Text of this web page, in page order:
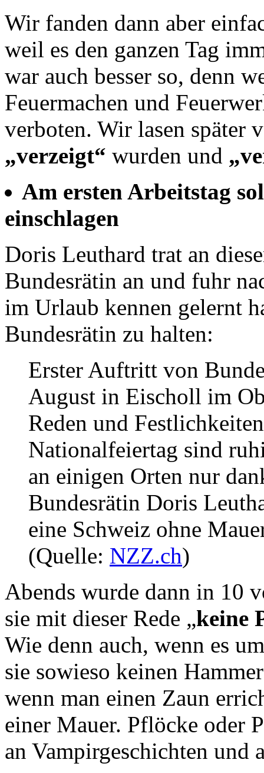
Wir fanden dann aber
weil es den ganzen Tag
war auch besser so, denn
Feuermachen und
verboten. Wir lasen später
„verzeigt“ wurden und
Am ersten Arbeitstag
einschlagen
Doris Leuthard trat an
Bundesrätin an und fuhr
im Urlaub kennen gelernt
Bundesrätin zu halten:
Erster Auftritt von
August in Eischoll im
Reden und
Nationalfeiertag sind
an einigen Orten nur
Bundesrätin Doris
eine Schweiz ohne
(Quelle: NZZ.ch)
Abends wurde dann in 10
sie mit dieser Rede „keine
Wie denn auch, wenn es
sie sowieso keinen
wenn man einen Zaun
einer Mauer. Pflöcke oder
an Vampirgeschichten und